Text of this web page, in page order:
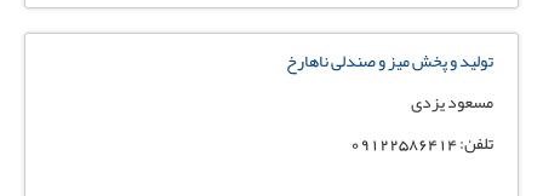
تولید و پخش میز و صندلی ناهارخ
مسعود یزدی
تلفن: 09122586414